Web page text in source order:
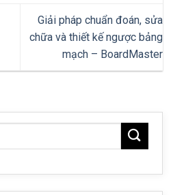
Giải pháp chuẩn đoán, sửa
chữa và thiết kế ngược bảng
mạch – BoardMaster